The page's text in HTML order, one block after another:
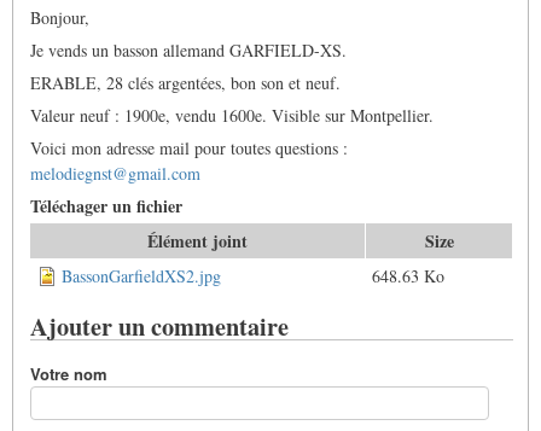
Bonjour,
Je vends un basson allemand GARFIELD-XS.
ERABLE, 28 clés argentées, bon son et neuf.
Valeur neuf : 1900e, vendu 1600e. Visible sur Montpellier.
Voici mon adresse mail pour toutes questions :
melodiegnst@gmail.com
Téléchager un fichier
Élément joint
Size
BassonGarfieldXS2.jpg 648.63 Ko
Ajouter un commentaire
Votre nom